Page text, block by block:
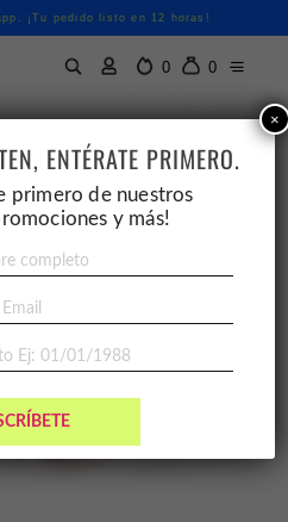
¡Tu pedido listo en 12 horas!
0 0
ENTÉRATE PRIMERO.
primero de nuestros
y más!
×